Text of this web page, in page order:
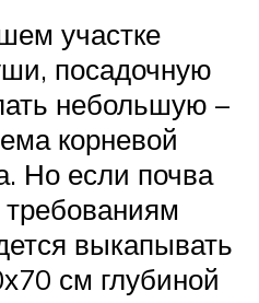
участке
посадочную
небольшую –
корневой
Но если почва
требованиям
выкапывать
см глубиной